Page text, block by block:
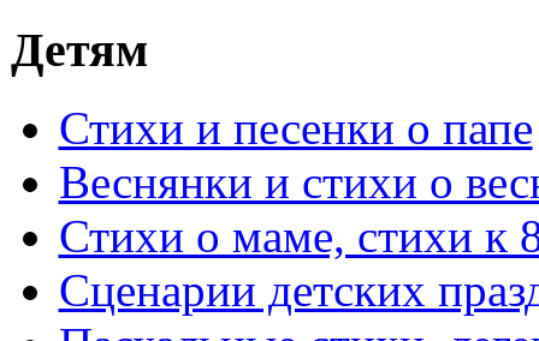
Детям
Стихи и песенки о папе
Веснянки и стихи о
Стихи о маме, стихи к
Сценарии детских